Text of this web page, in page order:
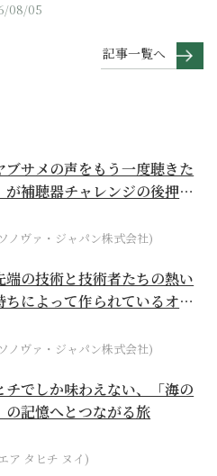
08/05
記事一覧へ
ブサメの声をもう一度聴きた
が補聴器チャレンジの後押し
ノヴァ・ジャパン株式会社)
端の技術と技術者たちの熱い
ちによって作られているオー
ノヴァ・ジャパン株式会社)
チでしか味わえない、「海の
の記憶へとつながる旅
ア タヒチ ヌイ)